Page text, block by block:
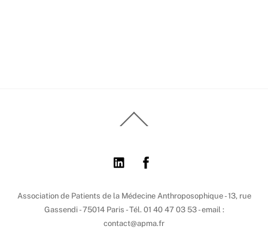
To
Association de Patients de la Médecine Anthroposophique - 13, rue
Gassendi - 75014 Paris - Tél. 01 40 47 03 53 - email :
contact@apma.fr